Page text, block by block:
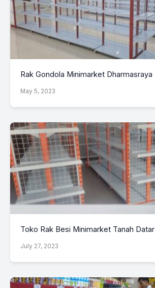
Rak Gondola Minimarket Dharmasraya
May 5, 2023
Toko Rak Besi Minimarket Tanah Datar
July 27, 2023